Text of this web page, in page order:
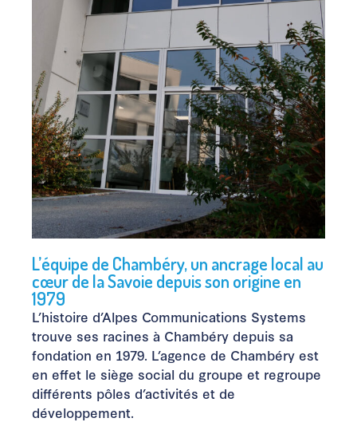
L’équipe de Chambéry, un ancrage local au
cœur de la Savoie depuis son origine en
1979
L’histoire d’Alpes Communications Systems
trouve ses racines à Chambéry depuis sa
fondation en 1979. L’agence de Chambéry est
en effet le siège social du groupe et regroupe
différents pôles d’activités et de
développement.